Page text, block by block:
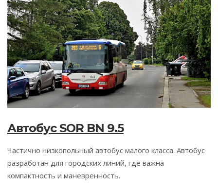
Автобус SOR BN 9.5
Частично низкопольный автобус малого класса. Автобус
разработан для городских линий, где важна
компактность и маневренность.